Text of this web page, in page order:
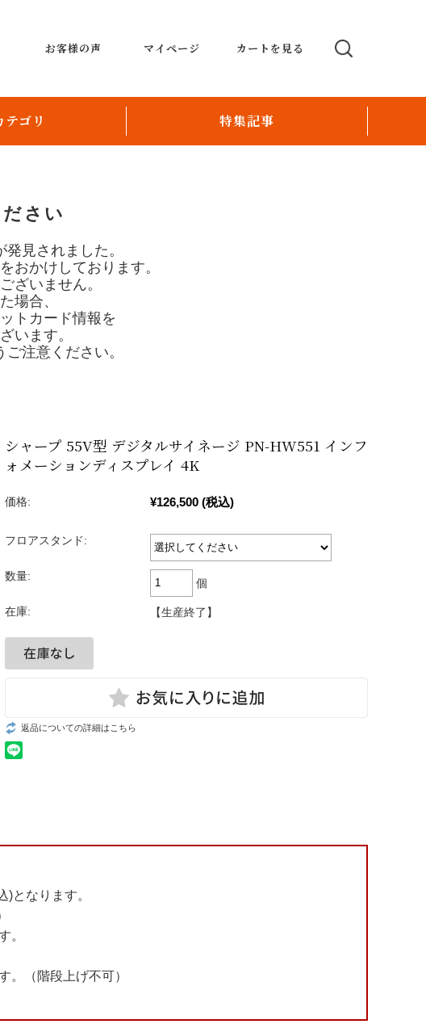
お客様の声 マイページ カートを見る
ゴリ
ロールペーパー
機
ボット
サイネージ
特集記事
配送ロボットとおもてなしの融合で新たな飲
さい
見されました。
おかけしております。
ざいません。
場合、
トカード情報を
います。
注意ください。
シャープ 55V型 デジタルサイネージ PN-HW551 インフ
ォメーションディスプレイ 4K
価格: ¥126,500 (税込)
フロアスタンド:
数量:
個
在庫: 【生産終了】
返品についての詳細はこちら
となります。
。
。（階段上げ不可）